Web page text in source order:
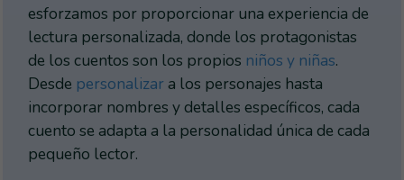
esforzamos por proporcionar una experiencia de
lectura personalizada, donde los protagonistas
de los cuentos son los propios niños y niñas.
Desde personalizar a los personajes hasta
incorporar nombres y detalles específicos, cada
cuento se adapta a la personalidad única de cada
pequeño lector.